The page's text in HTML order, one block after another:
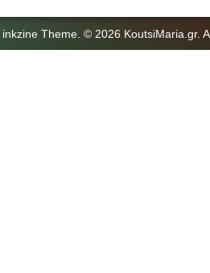
inkzine Theme © 2026 KoutsiMaria.gr.